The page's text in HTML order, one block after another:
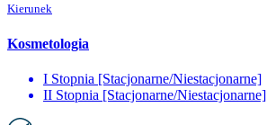
Kierunek
Kosmetologia
I Stopnia [Stacjonarne/Niestacjonarne]
II Stopnia [Stacjonarne/Niestacjonarne]